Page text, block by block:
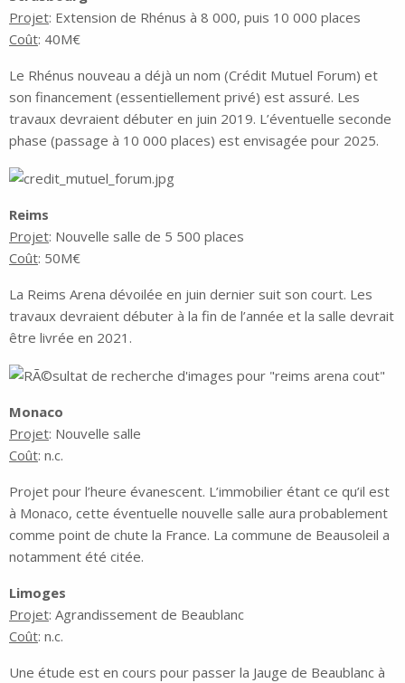
Projet: Extension de Rhénus à 8 000, puis 10 000 places
Coût: 40M€
Le Rhénus nouveau a déjà un nom (Crédit Mutuel Forum) et
son financement (essentiellement privé) est assuré. Les
travaux devraient débuter en juin 2019. L’éventuelle seconde
phase (passage à 10 000 places) est envisagée pour 2025.
Reims
Projet: Nouvelle salle de 5 500 places
Coût: 50M€
La Reims Arena dévoilée en juin dernier suit son court. Les
travaux devraient débuter à la fin de l’année et la salle devrait
être livrée en 2021.
Monaco
Projet: Nouvelle salle
Coût: n.c.
Projet pour l’heure évanescent. L’immobilier étant ce qu’il est
à Monaco, cette éventuelle nouvelle salle aura probablement
comme point de chute la France. La commune de Beausoleil a
notamment été citée.
Limoges
Projet: Agrandissement de Beaublanc
Coût: n.c.
Une étude est en cours pour passer la Jauge de Beaublanc à